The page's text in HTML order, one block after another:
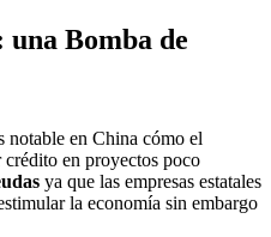
una Bomba de
notable en China cómo el
en proyectos poco
ya que las empresas estatales
la economía sin embargo